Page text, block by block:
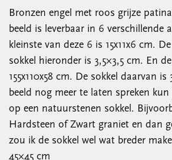
Bronzen engel met roos grijze
beeld is leverbaar in 6 verschillende
kleinste van deze 6 is 15x11x6 cm.
sokkel hieronder is 3,5×3,5 cm. En
155x110x58 cm. De sokkel daarvan
beeld nog meer te laten spreken kun
op een natuurstenen sokkel.
Hardsteen of Zwart graniet en dan
zou ik de sokkel wel wat breder
45×45 cm